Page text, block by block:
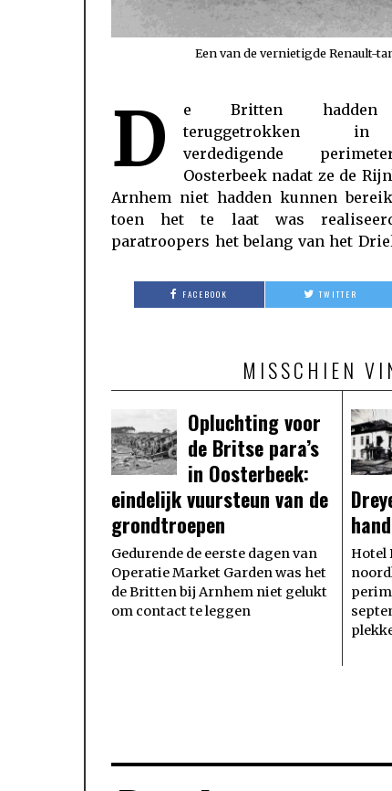
Een van de vernietigde Renault-
D
e Britten
teruggetrokken
verdedigende
Oosterbeek nadat ze de
Arnhem niet hadden kunnen
toen het te laat was
paratroopers het belang van het
bij de Westerbouwing. De
Westerbouwing aan de
perimeter werd verdedigd door
FACEBOOK TWITTER
MISSCHIEN
Opluchting voor
de Britse para’s
in Oosterbeek:
eindelijk vuursteun van de
grondtroepen
Gedurende de eerste dagen van
Operatie Market Garden was het
de Britten bij Arnhem niet gelukt
om contact te leggen
Hotel